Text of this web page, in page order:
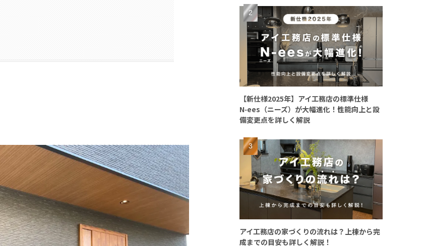
【新仕様2025年】アイ工務店の標準仕様
N‑ees（ニーズ）が大幅進化！性能向上と設
備変更点を詳しく解説
アイ工務店の家づくりの流れは？上棟から完
成までの目安も詳しく解説！